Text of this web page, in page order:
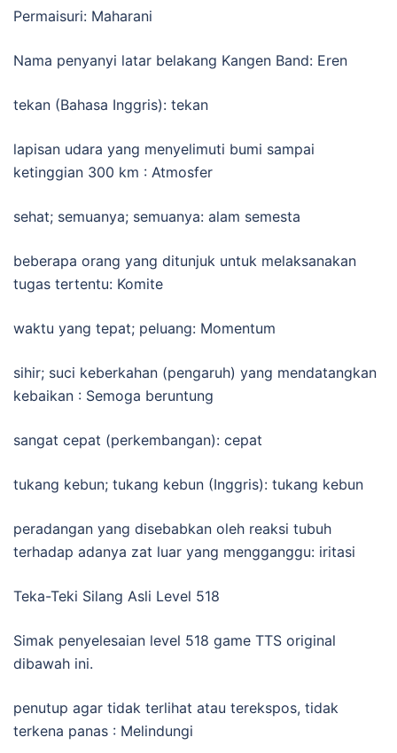
Permaisuri: Maharani
Nama penyanyi latar belakang Kangen Band: Eren
tekan (Bahasa Inggris): tekan
lapisan udara yang menyelimuti bumi sampai
ketinggian 300 km : Atmosfer
sehat; semuanya; semuanya: alam semesta
beberapa orang yang ditunjuk untuk melaksanakan
tugas tertentu: Komite
waktu yang tepat; peluang: Momentum
sihir; suci keberkahan (pengaruh) yang mendatangkan
kebaikan : Semoga beruntung
sangat cepat (perkembangan): cepat
tukang kebun; tukang kebun (Inggris): tukang kebun
peradangan yang disebabkan oleh reaksi tubuh
terhadap adanya zat luar yang mengganggu: iritasi
Teka-Teki Silang Asli Level 518
Simak penyelesaian level 518 game TTS original
dibawah ini.
penutup agar tidak terlihat atau terekspos, tidak
terkena panas : Melindungi